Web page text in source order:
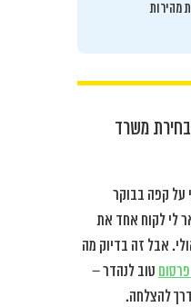
מהירות
משרד
על קפה בבוקר
לי לקוח אחד את
אבל זה בדיוק מה
טוב לנהדר –
להצלחה.